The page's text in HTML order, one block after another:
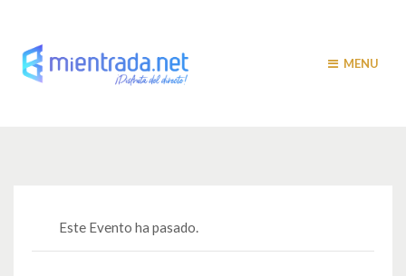
MENU
Este Evento ha pasado.